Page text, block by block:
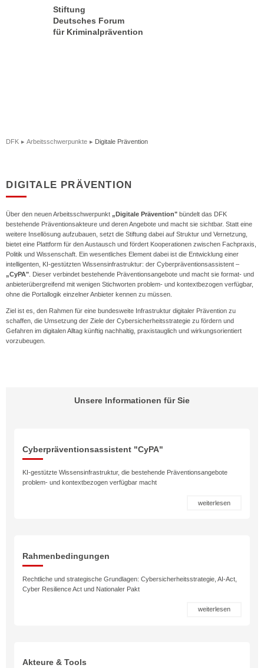
Stiftung
Deutsches Forum
für Kriminalprävention
DFK Arbeitsschwerpunkte Digitale Prävention
DIGITALE PRÄVENTION
Über den neuen Arbeitsschwerpunkt„Digitale Prävention" bündelt das DFK
bestehende Präventionsakteure und deren Angebote und macht sie sichtbar. Statt eine
weitere Insellösung aufzubauen, setzt die Stiftung dabei auf Struktur und Vernetzung,
bietet eine Plattform für den Austausch und fördert Kooperationen zwischen Fachpraxis,
Politik und Wissenschaft. Ein wesentliches Element dabei ist die Entwicklung einer
intelligenten, KI-gestützten Wissens­infrastruktur: der Cyberpräventions­assistent –
„CyPA" . Dieser verbindet bestehende Präventions­angebote und macht sie format- und
anbieterübergreifend mit wenigen Stichworten problem- und kontextbezogen verfügbar,
ohne die Portallogik einzelner Anbieter kennen zu müssen.
Ziel ist es, den Rahmen für eine bundesweite Infrastruktur digitaler Prävention zu
schaffen, die Umsetzung der Ziele der Cybersicherheits­strategie zu fördern und
Gefahren im digitalen Alltag künftig nachhaltig, praxistauglich und wirkungsorientiert
vorzubeugen.
Unsere Informationen für Sie
Cyberpräventionsassistent "CyPA"
KI-gestützte Wissensinfrastruktur, die bestehende Präventionsangebote
problem- und kontextbezogen verfügbar macht
weiterlesen
Rahmenbedingungen
Rechtliche und strategische Grundlagen: Cybersicherheitsstrategie, AI-Act,
Cyber Resilience Act und Nationaler Pakt
weiterlesen
Akteure & Tools